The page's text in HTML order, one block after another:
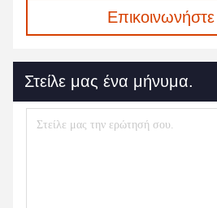
Στείλε μας ένα μήνυμα.